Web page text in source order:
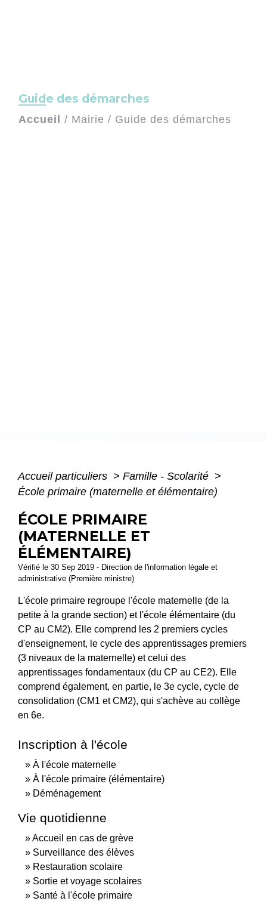
Guide des démarches
Accueil / Mairie / Guide des démarches
Accueil particuliers > Famille - Scolarité >
École primaire (maternelle et élémentaire)
ÉCOLE PRIMAIRE
(MATERNELLE ET
ÉLÉMENTAIRE)
Vérifié le 30 Sep 2019 - Direction de l'information légale et
administrative (Première ministre)
L'école primaire regroupe l'école maternelle (de la
petite à la grande section) et l'école élémentaire (du
CP au CM2). Elle comprend les 2 premiers cycles
d'enseignement, le cycle des apprentissages premiers
(3 niveaux de la maternelle) et celui des
apprentissages fondamentaux (du CP au CE2). Elle
comprend également, en partie, le 3e cycle, cycle de
consolidation (CM1 et CM2), qui s'achève au collège
en 6e.
Inscription à l'école
À l'école maternelle
À l'école primaire (élémentaire)
Déménagement
Vie quotidienne
Accueil en cas de grève
Surveillance des élèves
Restauration scolaire
Sortie et voyage scolaires
Santé à l'école primaire